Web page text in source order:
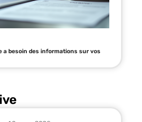
a besoin des informations sur vos